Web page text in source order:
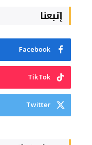
إتبعنا
Facebook
TikTok
Twitter